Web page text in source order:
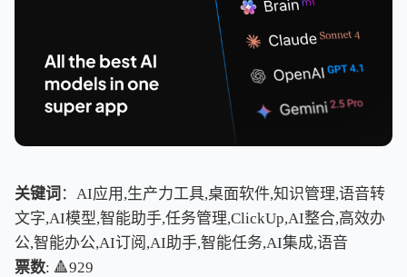
关键词 ：AI应用,生产力工具,桌面软件,知识管理,语音转
文字,AI模型,智能助手,任务管理,ClickUp,AI整合,高效办
公,智能办公,AI订阅,AI助手,智能任务,AI集成,语音
票数: 🔺929